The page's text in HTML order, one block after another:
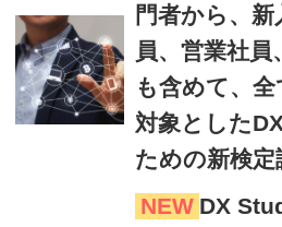
門者から、
員、営業社
も含めて、
対象とした
ための新検定
NEW DX